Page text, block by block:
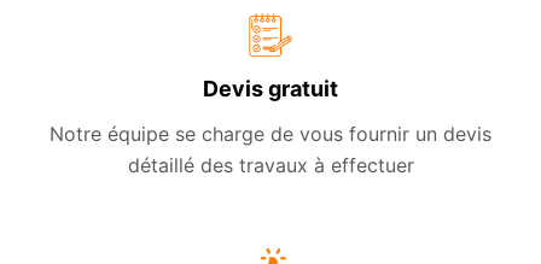
Devis gratuit
Notre équipe se charge de vous fournir un devis
détaillé des travaux à effectuer